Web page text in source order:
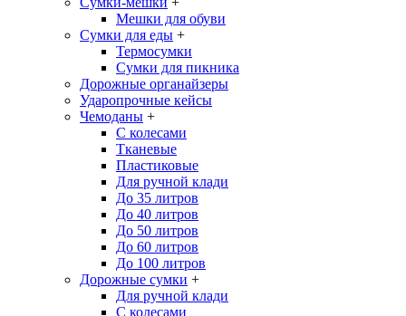
Мешки для обуви
Сумки для еды +
Термосумки
Сумки для пикника
Дорожные органайзеры
Ударопрочные кейсы
Чемоданы +
С колесами
Тканевые
Пластиковые
Для ручной клади
До 35 литров
До 40 литров
До 50 литров
До 60 литров
До 100 литров
Дорожные сумки +
Для ручной клади
С колесами